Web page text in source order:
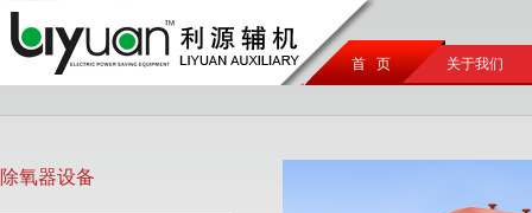
首 页 关于我们
除氧器设备